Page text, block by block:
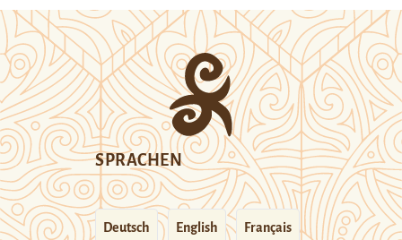
SPRACHEN
Deutsch English Français